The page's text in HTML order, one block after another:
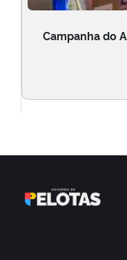
Campanha do